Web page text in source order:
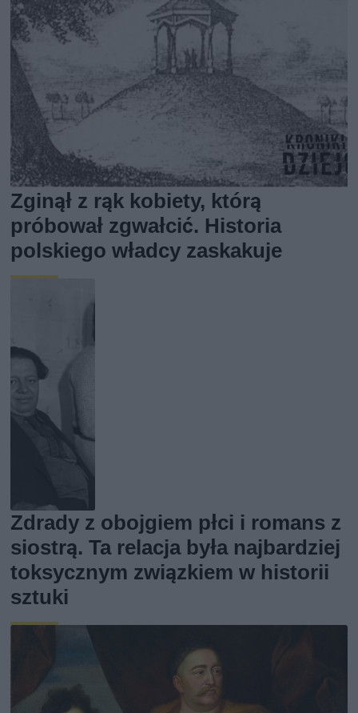
Zginął z rąk kobiety, którą
próbował zgwałcić. Historia
polskiego władcy zaskakuje
Zdrady z obojgiem płci i romans z
siostrą. Ta relacja była najbardziej
toksycznym związkiem w historii
sztuki